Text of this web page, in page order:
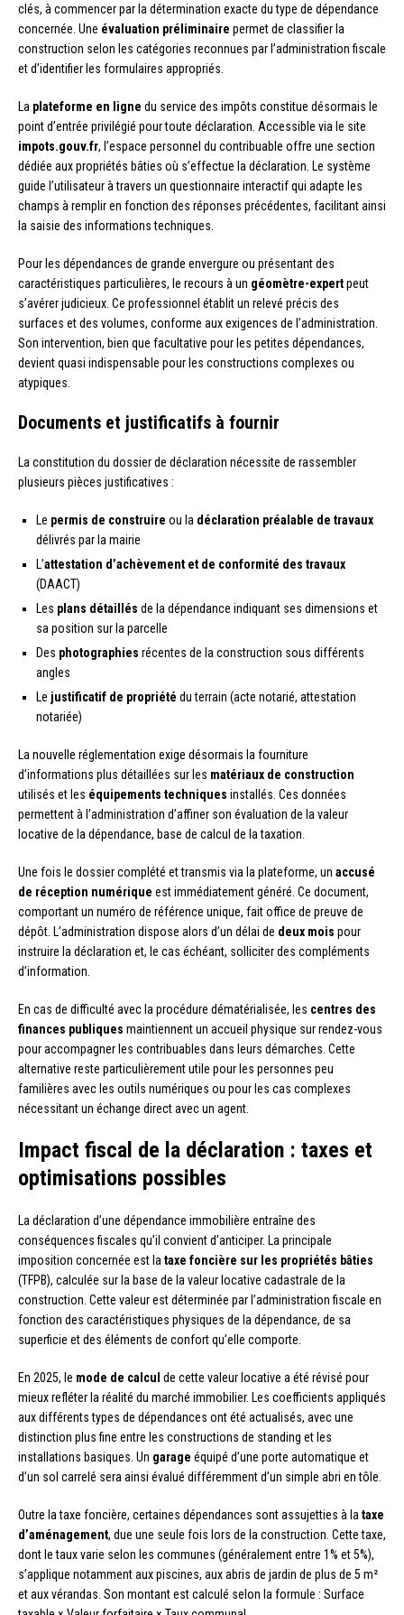
clés, à commencer par la détermination exacte du type de dépendance
concernée. Une évaluation préliminaire permet de classifier la
construction selon les catégories reconnues par l’administration fiscale
et d’identifier les formulaires appropriés.
La plateforme en ligne du service des impôts constitue désormais le
point d’entrée privilégié pour toute déclaration. Accessible via le site
impots.gouv.fr, l’espace personnel du contribuable offre une section
dédiée aux propriétés bâties où s’effectue la déclaration. Le système
guide l’utilisateur à travers un questionnaire interactif qui adapte les
champs à remplir en fonction des réponses précédentes, facilitant ainsi
la saisie des informations techniques.
Pour les dépendances de grande envergure ou présentant des
caractéristiques particulières, le recours à un géomètre-expertpeut
s’avérer judicieux. Ce professionnel établit un relevé précis des
surfaces et des volumes, conforme aux exigences de l’administration.
Son intervention, bien que facultative pour les petites dépendances,
devient quasi indispensable pour les constructions complexes ou
atypiques.
Documents et justificatifs à fournir
La constitution du dossier de déclaration nécessite de rassembler
plusieurs pièces justificatives :
Le permis de construire ou la déclaration préalable de travaux
délivrés par la mairie
L’attestation d’achèvement et de conformité des travaux
(DAACT)
Les plans détaillés de la dépendance indiquant ses dimensions et
sa position sur la parcelle
Des photographies récentes de la construction sous différents
angles
Le justificatif de propriété du terrain (acte notarié, attestation
notariée)
La nouvelle réglementation exige désormais la fourniture
d’informations plus détaillées sur les matériaux de construction
utilisés et les équipements techniques installés. Ces données
permettent à l’administration d’affiner son évaluation de la valeur
locative de la dépendance, base de calcul de la taxation.
Une fois le dossier complété et transmis via la plateforme, un accusé
de réception numérique est immédiatement généré. Ce document,
comportant un numéro de référence unique, fait office de preuve de
dépôt. L’administration dispose alors d’un délai de deux mois pour
instruire la déclaration et, le cas échéant, solliciter des compléments
d’information.
En cas de difficulté avec la procédure dématérialisée, les centres des
finances publiques maintiennent un accueil physique sur rendez-vous
pour accompagner les contribuables dans leurs démarches. Cette
alternative reste particulièrement utile pour les personnes peu
familières avec les outils numériques ou pour les cas complexes
nécessitant un échange direct avec un agent.
Impact fiscal de la déclaration : taxes et
optimisations possibles
La déclaration d’une dépendance immobilière entraîne des
conséquences fiscales qu’il convient d’anticiper. La principale
imposition concernée est la taxe foncière sur les propriétés bâties
(TFPB), calculée sur la base de la valeur locative cadastrale de la
construction. Cette valeur est déterminée par l’administration fiscale en
fonction des caractéristiques physiques de la dépendance, de sa
superficie et des éléments de confort qu’elle comporte.
En 2025, le mode de calcul de cette valeur locative a été révisé pour
mieux refléter la réalité du marché immobilier. Les coefficients appliqués
aux différents types de dépendances ont été actualisés, avec une
distinction plus fine entre les constructions de standing et les
installations basiques. Un garage équipé d’une porte automatique et
d’un sol carrelé sera ainsi évalué différemment d’un simple abri en tôle.
Outre la taxe foncière, certaines dépendances sont assujetties à la taxe
d’aménagement, due une seule fois lors de la construction. Cette taxe,
dont le taux varie selon les communes (généralement entre 1% et 5%),
s’applique notamment aux piscines, aux abris de jardin de plus de 5 m²
et aux vérandas. Son montant est calculé selon la formule : Surface